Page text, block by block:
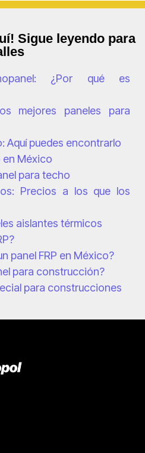
Sigue leyendo para
¿Por qué es
mejores paneles para
Aquí puedes encontrarlo
en México
para techo
Precios a los que los
aislantes térmicos
panel FRP en México?
para construcción?
para construcciones